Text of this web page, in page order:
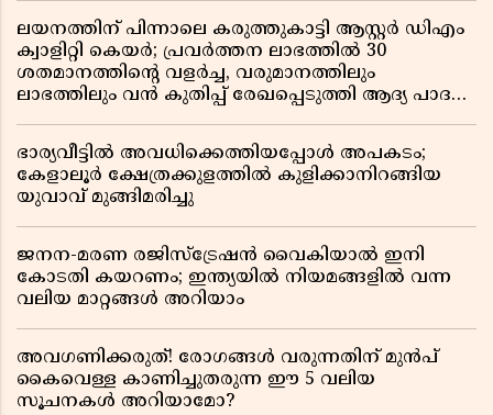
ലയനത്തിന് പിന്നാലെ കരുത്തുകാട്ടി ആസ്റ്റർ ഡിഎം
ക്വാളിറ്റി കെയർ; പ്രവർത്തന ലാഭത്തിൽ 30
ശതമാനത്തിൻ്റെ വളർച്ച, വരുമാനത്തിലും
ലാഭത്തിലും വൻ കുതിപ്പ് രേഖപ്പെടുത്തി ആദ്യ പാദ
ഭാര്യവീട്ടിൽ അവധിക്കെത്തിയപ്പോൾ അപകടം;
കേളാലൂർ ക്ഷേത്രക്കുളത്തിൽ കുളിക്കാനിറങ്ങിയ
യുവാവ് മുങ്ങിമരിച്ചു
ജനന-മരണ രജിസ്ട്രേഷൻ വൈകിയാൽ ഇനി
കോടതി കയറണം; ഇന്ത്യയിൽ നിയമങ്ങളിൽ വന്ന
വലിയ മാറ്റങ്ങൾ അറിയാം
അവഗണിക്കരുത്! രോഗങ്ങൾ വരുന്നതിന് മുൻപ്
കൈവെള്ള കാണിച്ചുതരുന്ന ഈ 5 വലിയ
സൂചനകൾ അറിയാമോ?